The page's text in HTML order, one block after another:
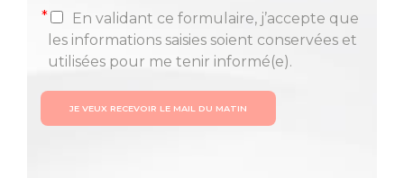
*
En validant ce formulaire, j’accepte que
les informations saisies soient conservées et
utilisées pour me tenir informé(e).
JE VEUX RECEVOIR LE MAIL DU MATIN